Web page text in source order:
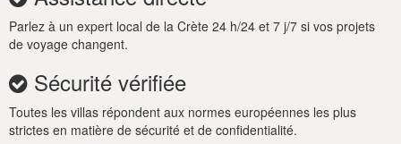
Avis important:
L'enregistrement s'effectue à partir de 16h00 et le départ
jusqu'à 10h00.
Parlez à un expert local de la Crète 24 h/24 et 7 j/7 si vos projets
de voyage changent.
Sécurité vérifiée
Toutes les villas répondent aux normes européennes les plus
strictes en matière de sécurité et de confidentialité.